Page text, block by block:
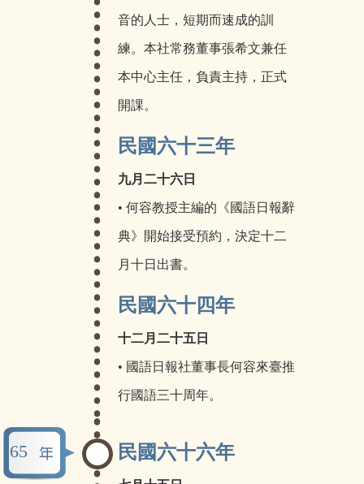
音的人士，短期而速成的訓
練。本社常務董事張希文兼任
本中心主任，負責主持，正式
開課。
民國六十三年
九月二十六日
• 何容教授主編的《國語日報辭
典》開始接受預約，決定十二
月十日出書。
民國六十四年
十二月二十五日
• 國語日報社董事長何容來臺推
行國語三十周年。
65 民國六十六年